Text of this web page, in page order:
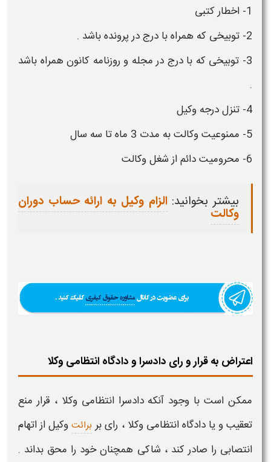
1- اخطار کتبی
2- توبیخی که همراه با درج در پرونده باشد .
3- توبیخی که با درج در مجله و روزنامه کانون همراه باشد
.
4- تنزل درجه
وکیل
5- ممنوعیت
وکالتبه مدت 3 ماه تا سه سال
6- محرومیت دائم از شغل
وکالت
بیشتر بخوانید: الزام وکیل به ارائه حساب دوران
وکالت
اعتراض به قرار و رای دادسرا و دادگاه انتظامی وکلا
ممکن است با وجود آنکه دادسرا انتظامیوکلا ، قرار منع
تعقیب و یا دادگاه انتظامیوکلا ، رای بر برائت وکیلاز اتهام
انتصابی را صادر کند ، شاکی همچنان خود را محق بداند .